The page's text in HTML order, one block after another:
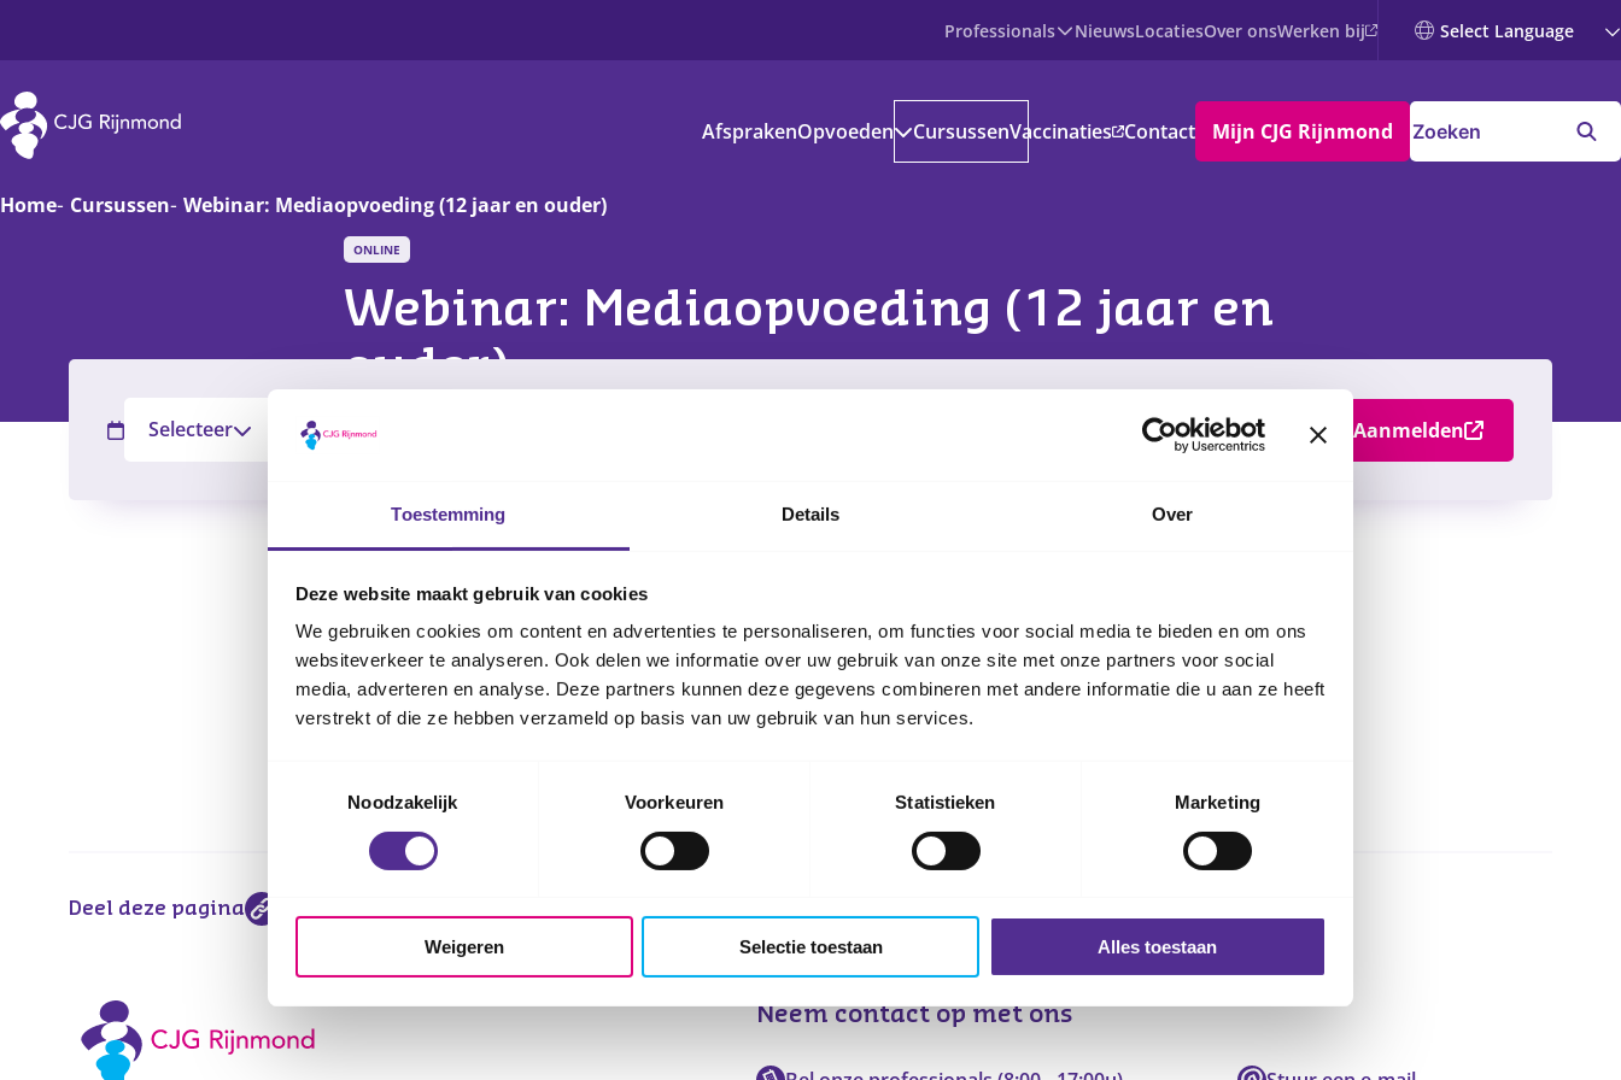
Toestemming Details Over
Deze website maakt gebruik van cookies
We gebruiken cookies om content en advertenties te personaliseren, om functies voor social media te bieden en om ons
websiteverkeer te analyseren. Ook delen we informatie over uw gebruik van onze site met onze partners voor social
media, adverteren en analyse. Deze partners kunnen deze gegevens combineren met andere informatie die u aan ze heeft
verstrekt of die ze hebben verzameld op basis van uw gebruik van hun services.
Noodzakelijk
Voorkeuren Statistieken Marketing
Weigeren Selectie toestaan Alles toestaan
Professionals
Prenataal
Baby
NieuwsLocatiesOver onsWerken bij
CJG Rijnmond
AfsprakenOpvoeden
Basisschoolkind
Opvoedinformatie
Ons aanbod
CursussenVaccinaties Contact Mijn CJG Rijnmond
Home Cursussen Webinar: Mediaopvoeding (12 jaar en ouder)
ONLINE
Webinar: Mediaopvoeding (12 jaar en
ouder)
Filter
Selecteer Nader te bepalen Aanmelden
Content
Update
Let op: Er is nog geen nieuwe datum voor deze cursus.
Deel deze pagina
Neem contact op met ons